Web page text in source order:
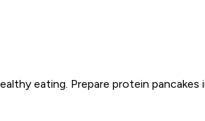
eating. Prepare protein